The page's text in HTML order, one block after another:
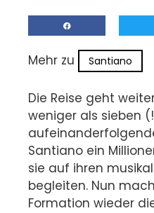
Mehr zu Santiano
Die Reise geht
weniger als sieben
Santiano ein
sie auf ihren
begleiten. Nun
Formation wieder